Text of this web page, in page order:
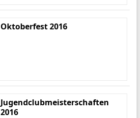
Oktoberfest 2016
Jugendclubmeisterschaften
2016